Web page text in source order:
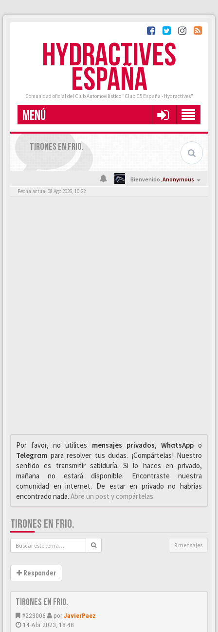
HYDRACTIVES
ESPAÑA
Comunidad oficial del Club Automovilístico "Club C5 España - Hydractives"
MENÚ
TIRONES EN FRIO.
Bienvenido,Anonymous
Fecha actual 08 Ago 2026, 10:22
Por favor, no utilices mensajes privados, WhαtsAppo
Telegrαm para resolver tus dudas. ¡Compártelas! Nuestro
sentido es transmitir sabiduría. Si lo haces en privado,
mañana no estará disponible. Encontraste nuestra
comunidad en internet. De estar en privado no habrías
encontrado nada. Abre un post y compártelas
TIRONES EN FRIO.
9 mensajes
Responder
Tirones en frio.
#223006 porJavierPaez
14 Abr 2023, 18:48